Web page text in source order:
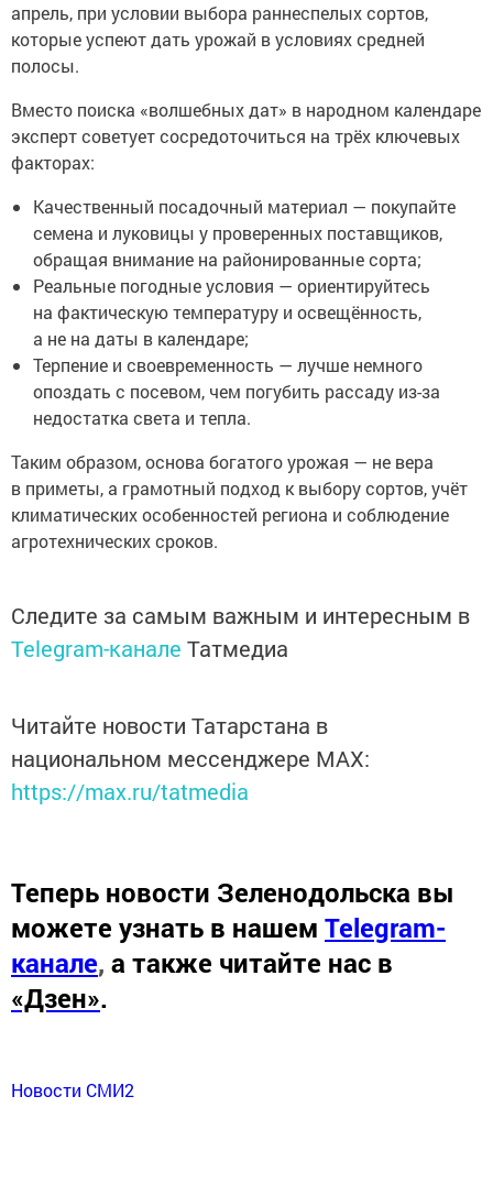
апрель, при условии выбора раннеспелых сортов,
которые успеют дать урожай в условиях средней
полосы.
Вместо поиска «волшебных дат» в народном календаре
эксперт советует сосредоточиться на трёх ключевых
факторах:
Качественный посадочный материал — покупайте
семена и луковицы у проверенных поставщиков,
обращая внимание на районированные сорта;
Реальные погодные условия — ориентируйтесь
на фактическую температуру и освещённость,
а не на даты в календаре;
Терпение и своевременность — лучше немного
опоздать с посевом, чем погубить рассаду из-за
недостатка света и тепла.
Таким образом, основа богатого урожая — не вера
в приметы, а грамотный подход к выбору сортов, учёт
климатических особенностей региона и соблюдение
агротехнических сроков.
Следите за самым важным и интересным в
Telegram-канале Татмедиа
Читайте новости Татарстана в
национальном мессенджере MАХ:
https://max.ru/tatmedia
Теперь новости Зеленодольска вы
можете узнать в нашем Telegram-
канале, а также читайте нас в
«Дзен».
Новости СМИ2